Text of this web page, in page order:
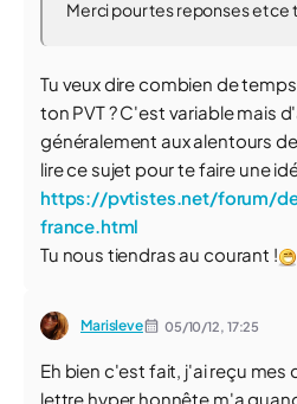
Merci pour tes reponses et
Tu veux dire combien de
ton PVT ? C'est variable mais
généralement aux alentours
lire ce sujet pour te faire une
https://pvtistes.net/forum/
france.html
Tu nous tiendras au courant !
Marisleve 05/10/12, 17:25
Eh bien c'est fait, j'ai reçu
lettre hyper honnête m'a